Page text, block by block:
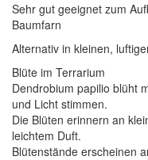
Sehr gut geeignet zum
Baumfarn
Alternativ in kleinen,
Blüte im Terrarium
Dendrobium papilio blüht
und Licht stimmen.
Die Blüten erinnern an
leichtem Duft.
Blütenstände erscheinen